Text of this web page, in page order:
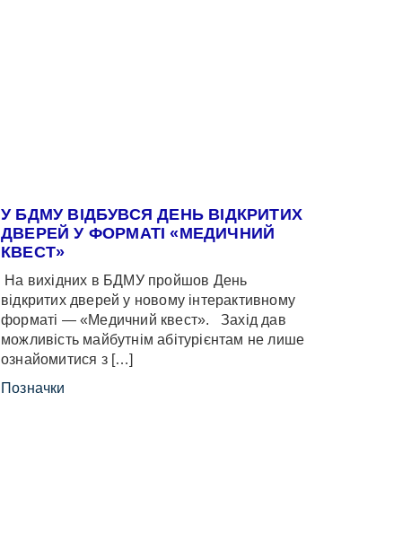
У БДМУ ВІДБУВСЯ ДЕНЬ ВІДКРИТИХ
ДВЕРЕЙ У ФОРМАТІ «МЕДИЧНИЙ
КВЕСТ»
На вихідних в БДМУ пройшов День
відкритих дверей у новому інтерактивному
форматі — «Медичний квест». Захід дав
можливість майбутнім абітурієнтам не лише
ознайомитися з […]
Позначки